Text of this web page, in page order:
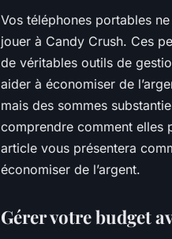
Vos téléphones portables
jouer à Candy Crush. Ces
de véritables outils de
aider à économiser de
mais des sommes
comprendre comment elles
article vous présentera
économiser de l’argent.
Gérer votre budget